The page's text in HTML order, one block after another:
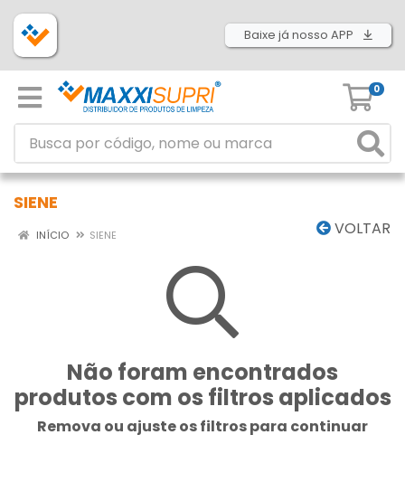
Baixe já nosso APP
0
SIENE
VOLTAR
INÍCIO SIENE
Não foram encontrados
produtos com os filtros aplicados
Remova ou ajuste os filtros para continuar